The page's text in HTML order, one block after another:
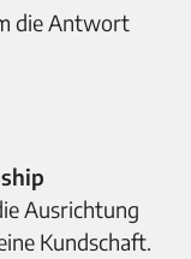
die Antwort
Ausrichtung
Kundschaft.